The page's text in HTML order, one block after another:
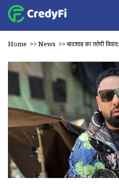
Home >>News >>बादशाह का ततेरी